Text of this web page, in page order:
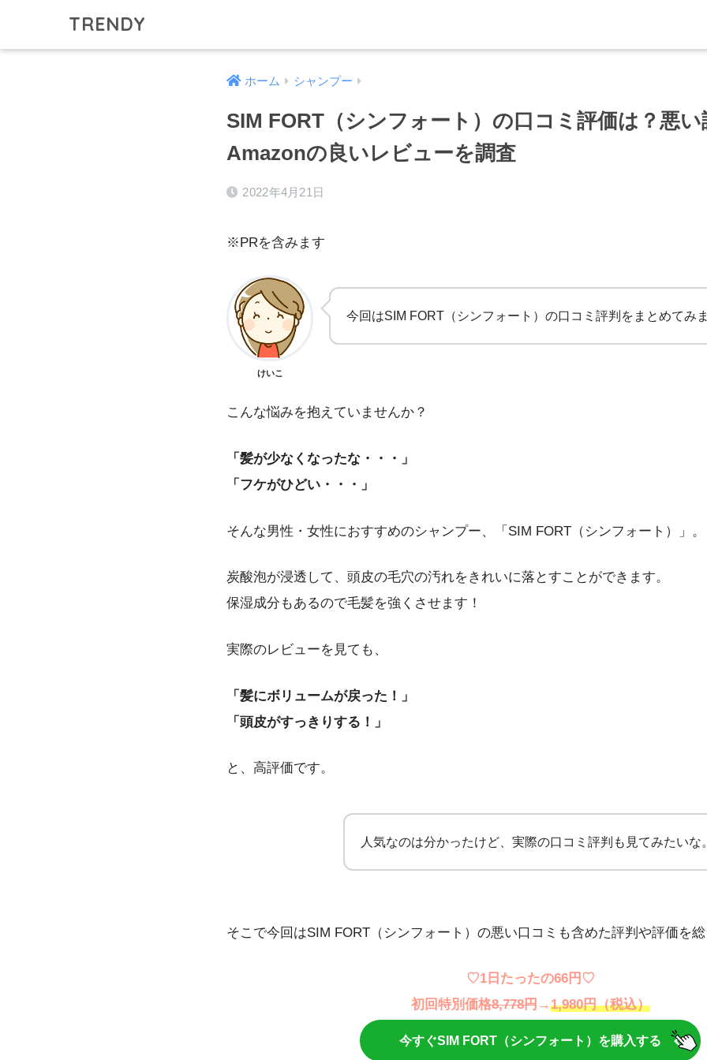
TRENDY
ホーム シャンプー
SIM FORT（シンフォート）の口コミ評価は？悪
Amazonの良いレビューを調査
2022年4月21日
※PRを含みます
けいこ
今回はSIM FORT（シンフォート）の口コミ評判をまとめてみ
こんな悩みを抱えていませんか？
「髪が少なくなったな・・・」
「フケがひどい・・・」
そんな男性・女性におすすめのシャンプー、「SIM FORT（シンフォート）」。
炭酸泡が浸透して、頭皮の毛穴の汚れをきれいに落とすことができます。
保湿成分もあるので毛髪を強くさせます！
実際のレビューを見ても、
「髪にボリュームが戻った！」
「頭皮がすっきりする！」
と、高評価です。
人気なのは分かったけど、実際の口コミ評判も見てみたいな
そこで今回はSIM FORT（シンフォート）の悪い口コミも含めた評判や評価を
♡1日たったの66円♡
初回特別価格8,778円→1,980円（税込）
今すぐSIM FORT（シンフォート）を購入する